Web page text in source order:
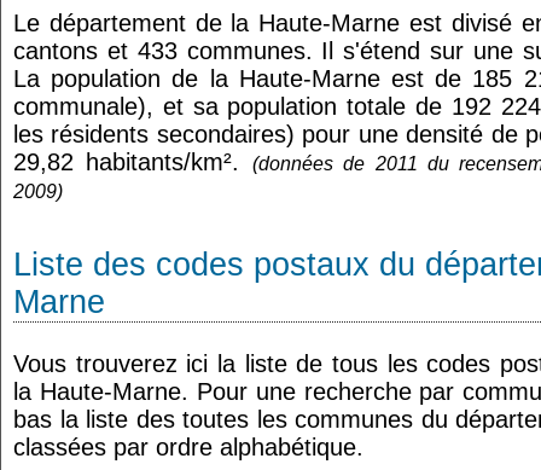
Le département de la Haute-Marne est divisé
cantons et 433 communes. Il s'étend sur une
La population de la Haute-Marne est de 185
communale), et sa population totale de 192
les résidents secondaires) pour une densité de
29,82 habitants/km².
(données de 2011 du
2009)
Liste des codes postaux du
Marne
Vous trouverez ici la liste de tous les codes
la Haute-Marne. Pour une recherche par
bas la liste des toutes les communes du
classées par ordre alphabétique.